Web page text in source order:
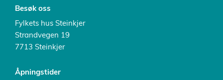
Besøk oss
Fylkets hus Steinkjer
Strandvegen 19
7713 Steinkjer
Åpningstider